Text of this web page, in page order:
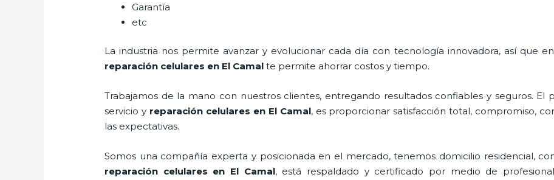
Garantía
etc
La industria nos permite avanzar y evolucionar cada día con tecnología innovadora, así que
reparación celulares en El Camal te permite ahorrar costos y tiempo.
Trabajamos de la mano con nuestros clientes, entregando resultados confiables y seguros.
servicio y reparación celulares en El Camal, es proporcionar satisfacción total, compromiso,
las expectativas.
Somos una compañía experta y posicionada en el mercado, tenemos domicilio residencial,
reparación celulares en El Camal, está respaldado y certificado por medio de